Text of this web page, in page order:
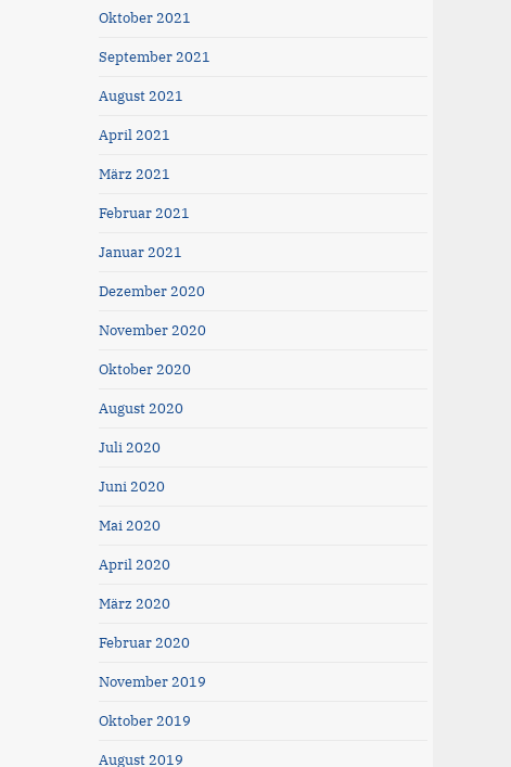
Oktober 2021
September 2021
August 2021
April 2021
März 2021
Februar 2021
Januar 2021
Dezember 2020
November 2020
Oktober 2020
August 2020
Juli 2020
Juni 2020
Mai 2020
April 2020
März 2020
Februar 2020
November 2019
Oktober 2019
August 2019